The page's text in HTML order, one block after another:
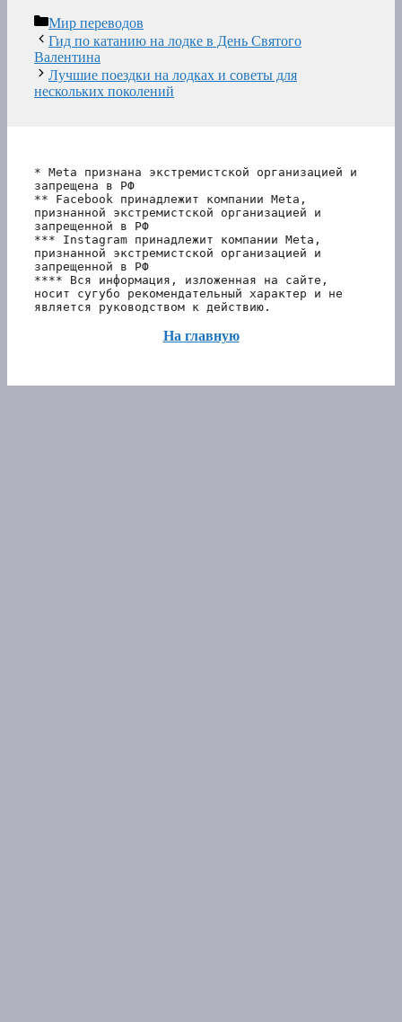
Рубрики
Мир переводов
Гид по катанию на лодке в День Святого
Валентина
Лучшие поездки на лодках и советы для
нескольких поколений
* Meta признана экстремистской организацией и
запрещена в РФ
** Facebook принадлежит компании Meta,
признанной экстремистской организацией и
запрещенной в РФ
*** Instagram принадлежит компании Meta,
признанной экстремистской организацией и
запрещенной в РФ
**** Вся информация, изложенная на сайте,
носит сугубо рекомендательный характер и не
является руководством к действию.
На главную